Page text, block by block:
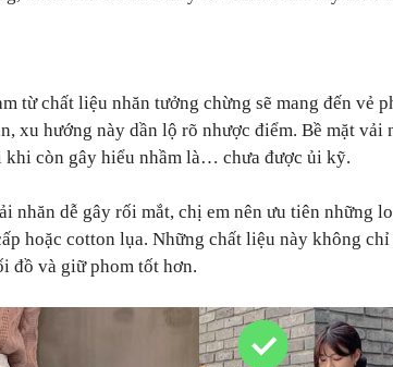
từ chất liệu nhăn tưởng chừng sẽ mang đến vẻ
xu hướng này dần lộ rõ nhược điểm. Bề mặt vải
còn gây hiểu nhầm là… chưa được ủi kỹ.
nhăn dễ gây rối mắt, chị em nên ưu tiên những
hoặc cotton lụa. Những chất liệu này không
đồ và giữ phom tốt hơn.